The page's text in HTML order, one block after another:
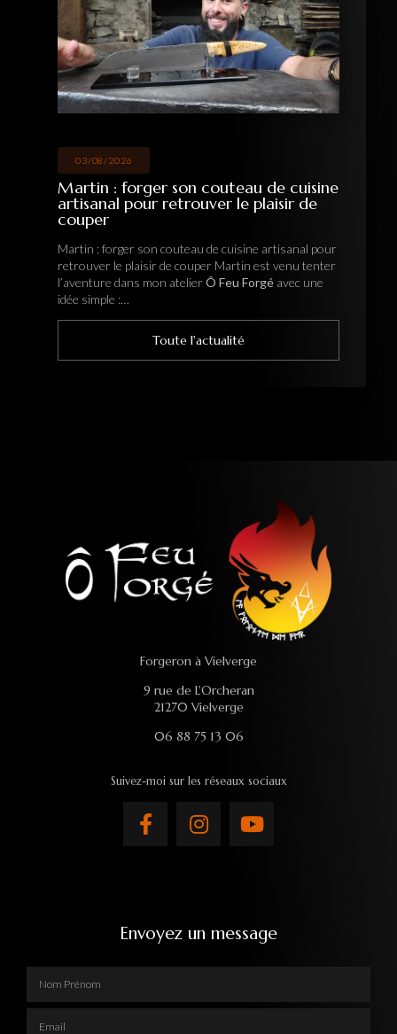
03/08/2026
Martin : forger son couteau de cuisine
artisanal pour retrouver le plaisir de
couper
Martin : forger son couteau de cuisine artisanal pour
retrouver le plaisir de couper Martin est venu tenter
l’aventure dans mon atelierÔ Feu Forgé avec une
idée simple :…
Toute l'actualité
Forgeron à Vielverge
9 rue de L'Orcheran
21270 Vielverge
06 88 75 13 06
Suivez-moi sur les réseaux sociaux
Envoyez un message